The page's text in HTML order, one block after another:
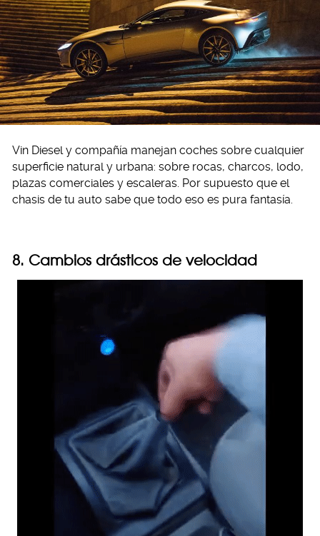
Vin Diesel y compañía manejan coches sobre cualquier
superficie natural y urbana: sobre rocas, charcos, lodo,
plazas comerciales y escaleras. Por supuesto que el
chasis de tu auto sabe que todo eso es pura fantasía.
8. Cambios drásticos de velocidad